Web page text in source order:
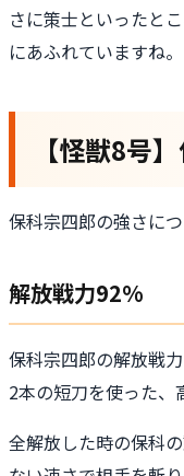
さに策士といったと
にあふれていますね。
【怪獣8号
保科宗四郎の強さに
解放戦力92%
保科宗四郎の解放戦
2本の短刀を使った、
全解放した時の保科